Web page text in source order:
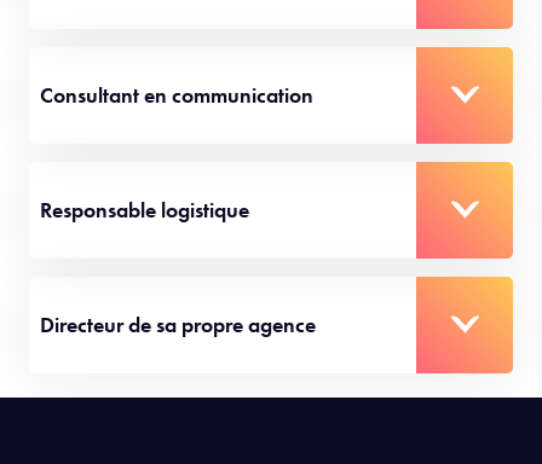
Consultant en communication
Responsable logistique
Directeur de sa propre agence